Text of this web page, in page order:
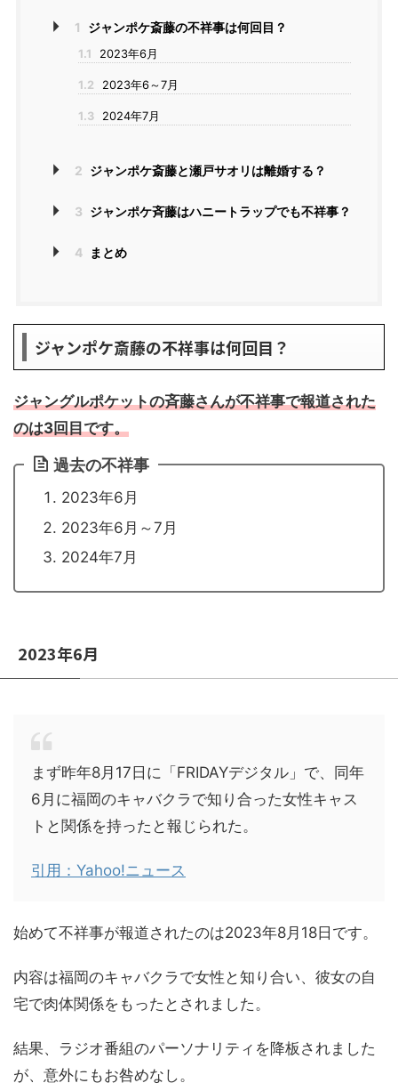
1 ジャンポケ斎藤の不祥事は何回目？
1.1 2023年6月
1.2 2023年6～7月
1.3 2024年7月
2 ジャンポケ斎藤と瀬戸サオリは離婚する？
3 ジャンポケ斉藤はハニートラップでも不祥事？
4 まとめ
ジャンポケ斎藤の不祥事は何回目？
ジャングルポケットの斉藤さんが不祥事で報道された
のは3回目です。
過去の不祥事
2023年6月
2023年6月～7月
2024年7月
2023年6月
まず昨年8月17日に「FRIDAYデジタル」で、同年
6月に福岡のキャバクラで知り合った女性キャス
トと関係を持ったと報じられた。
引用：Yahoo!ニュース
始めて不祥事が報道されたのは2023年8月18日です。
内容は福岡のキャバクラで女性と知り合い、彼女の自
宅で肉体関係をもったとされました。
結果、ラジオ番組のパーソナリティを降板されました
が、意外にもお咎めなし。